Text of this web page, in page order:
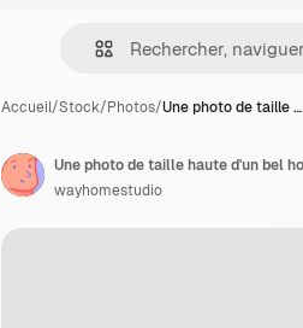
Accueil/Stock/Photos/Une photo de taille …
wayhomestudio